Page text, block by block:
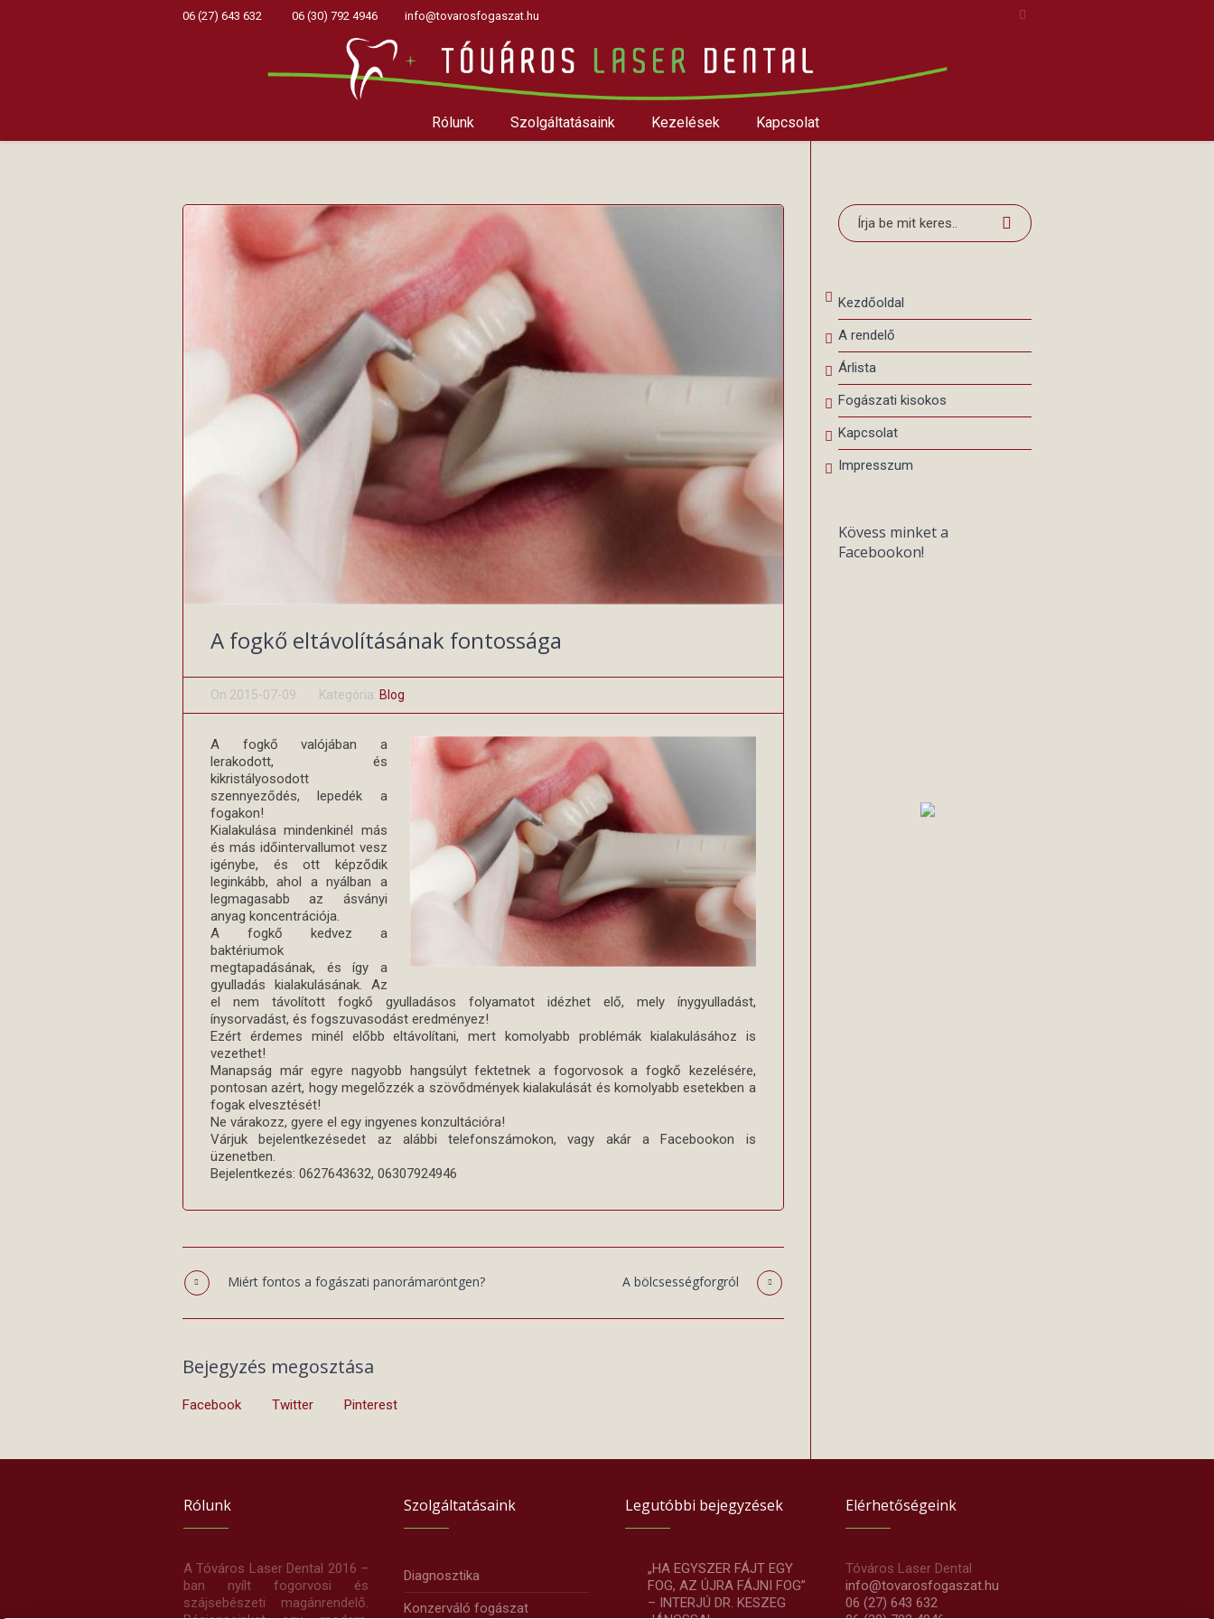
06 (27) 643 632 06 (30) 792 4946 info@tovarosfogaszat.hu
Rólunk Szolgáltatásaink Kezelések Kapcsolat
A fogkő eltávolításának fontossága
On 2015-07-09 Kategória: Blog
A fogkő valójában a
lerakodott, és
kikristályosodott
szennyeződés, lepedék a
fogakon!
Kialakulása mindenkinél más
és más időintervallumot vesz
igénybe, és ott képződik
leginkább, ahol a nyálban a
legmagasabb az ásványi
anyag koncentrációja.
A fogkő kedvez a
baktériumok
megtapadásának, és így a
gyulladás kialakulásának. Az
el nem távolított fogkő gyulladásos folyamatot idézhet elő, mely ínygyulladást,
ínysorvadást, és fogszuvasodást eredményez!
Ezért érdemes minél előbb eltávolítani, mert komolyabb problémák kialakulásához is
vezethet!
Manapság már egyre nagyobb hangsúlyt fektetnek a fogorvosok a fogkő kezelésére,
pontosan azért, hogy megelőzzék a szövődmények kialakulását és komolyabb esetekben a
fogak elvesztését!
Ne várakozz, gyere el egy ingyenes konzultációra!
Várjuk bejelentkezésedet az alábbi telefonszámokon, vagy akár a Facebookon is
üzenetben.
Bejelentkezés: 0627643632, 06307924946
A bölcsességforgról
Miért fontos a fogászati panorámaröntgen?
Bejegyzés megosztása
Facebook Twitter Pinterest
Kezdőoldal
A rendelő
Árlista
Fogászati kisokos
Kapcsolat
Impresszum
Kövess minket a
Facebookon!
Rólunk
A Tóváros Laser Dental 2016 –
ban nyílt fogorvosi és
szájsebészeti magánrendelő.
Szolgáltatásaink
Diagnosztika
Konzerváló fogászat
Legutóbbi bejegyzések
„HA EGYSZER FÁJT EGY
FOG, AZ ÚJRA FÁJNI FOG”
– INTERJÚ DR. KESZEG
Elérhetőségeink
Tóváros Laser Dental
info@tovarosfogaszat.hu
06 (27) 643 632